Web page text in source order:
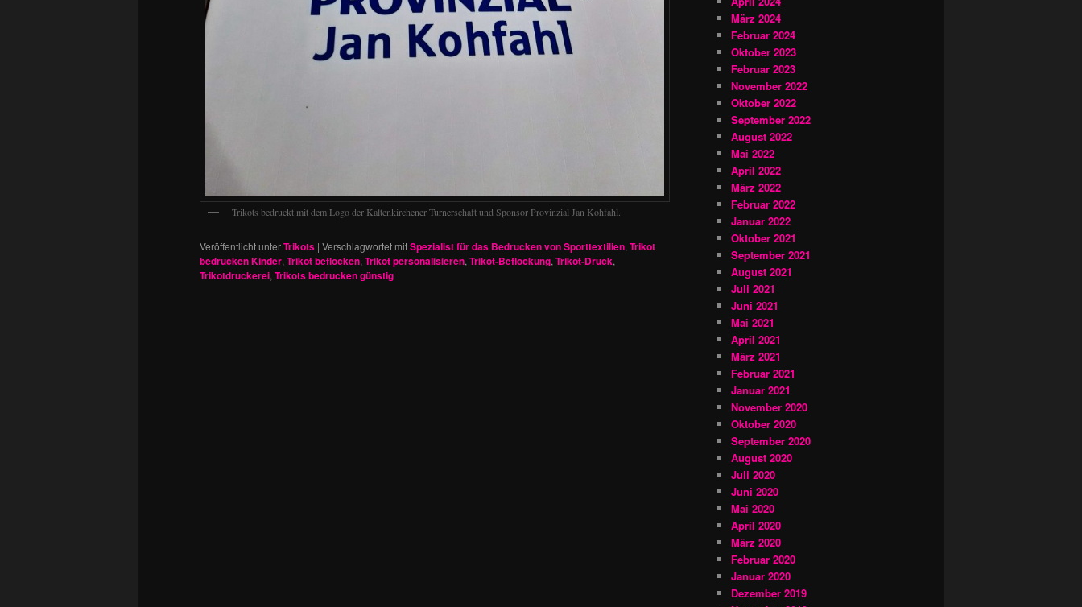
Trikots bedruckt mit dem Logo der Kaltenkirchener Turnerschaft und Sponsor Provinzial Jan Kohfahl.
Veröffentlicht unterTrikots | Verschlagwortet mitSpezialist für das Bedrucken von Sporttextilien, Trikot
bedrucken Kinder, Trikot beflocken, Trikot personalisieren, Trikot-Beflockung, Trikot-Druck,
Trikotdruckerei, Trikots bedrucken günstig
März 2024
Februar 2024
Oktober 2023
Februar 2023
November 2022
Oktober 2022
September 2022
August 2022
Mai 2022
April 2022
März 2022
Februar 2022
Januar 2022
Oktober 2021
September 2021
August 2021
Juli 2021
Juni 2021
Mai 2021
April 2021
März 2021
Februar 2021
Januar 2021
November 2020
Oktober 2020
September 2020
August 2020
Juli 2020
Juni 2020
Mai 2020
April 2020
März 2020
Februar 2020
Januar 2020
Dezember 2019